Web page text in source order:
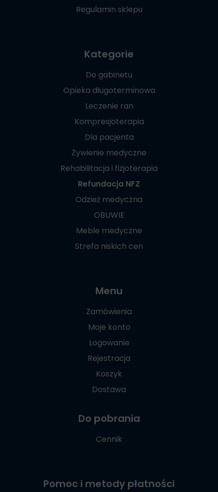
Regulamin sklepu
Kategorie
Do gabinetu
Opieka długoterminowa
Leczenie ran
Kompresjoterapia
Dla pacjenta
Żywienie medyczne
Rehabilitacja i fizjoterapia
Refundacja NFZ
Odzież medyczna
OBUWIE
Meble medyczne
Strefa niskich cen
Menu
Zamówienia
Moje konto
Logowanie
Rejestracja
Koszyk
Dostawa
Do pobrania
Cennik
Pomoc i metody płatności